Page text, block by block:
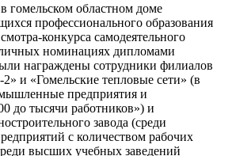
гомельском областном доме
профессионального образования
конкурса самодеятельного
номинациях дипломами
награждены сотрудники филиалов
и «Гомельские тепловые сети» (в
предприятия и
до тысячи работников») и
завода (среди
с количеством рабочих
высших учебных заведений